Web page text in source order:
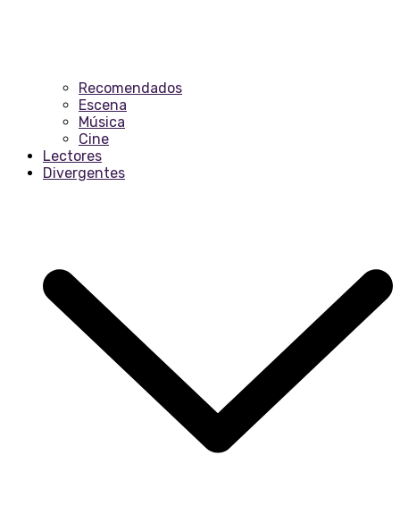
Recomendados
Escena
Música
Cine
Lectores
Divergentes